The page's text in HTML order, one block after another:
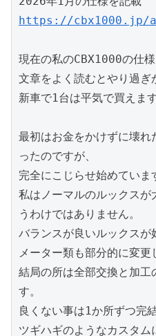
https://cbx1000.jp/
現在の私のCBX1000の仕様
文章をよく読むとやり過ぎ
新車で1台は平気で買えます
最初はお金をかけずに壊
ったのですが、
完全にこじらせ始めていま
私はノーマルのルックス
うわけではありません。
バランスが良いルックスが
メーター類も部分的に変更
結局の所は全部交換と加工
す。
良くない事は1か所ずつ完
ツギハギのようなカスタム